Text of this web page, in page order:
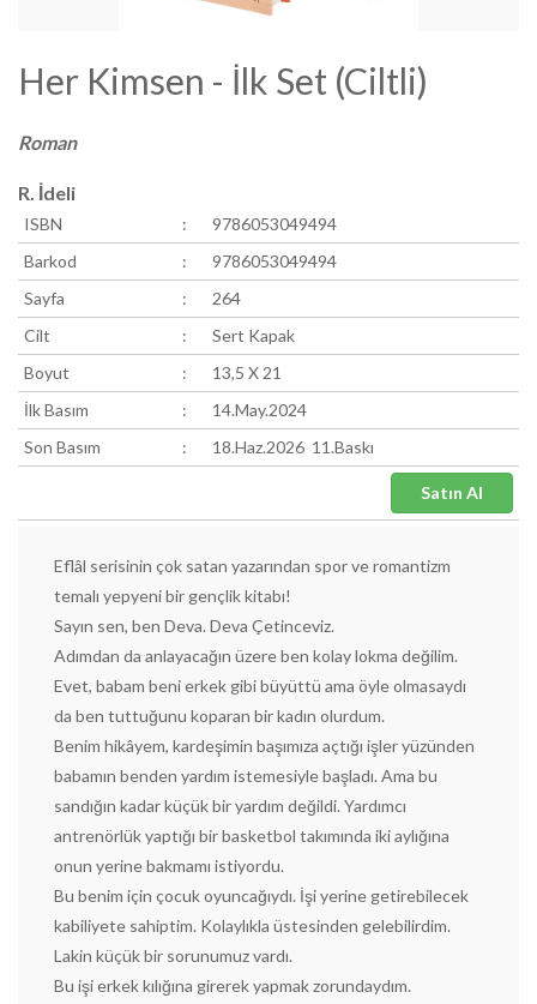
Her Kimsen - İlk Set (Ciltli)
Roman
R. İdeli
ISBN :
9786053049494
Barkod
:
9786053049494
Sayfa
:
264
Cilt
:
Sert Kapak
Boyut
:
13,5 X 21
İlk Basım
:
14.May.2024
Son Basım
: 18.Haz.2026 11.Baskı
Eflâl serisinin çok satan yazarından spor ve romantizm
temalı yepyeni bir gençlik kitabı!
Sayın sen, ben Deva. Deva Çetinceviz.
Adımdan da anlayacağın üzere ben kolay lokma değilim.
Evet, babam beni erkek gibi büyüttü ama öyle olmasaydı
da ben tuttuğunu koparan bir kadın olurdum.
Benim hikâyem, kardeşimin başımıza açtığı işler yüzünden
babamın benden yardım istemesiyle başladı. Ama bu
sandığın kadar küçük bir yardım değildi. Yardımcı
antrenörlük yaptığı bir basketbol takımında iki aylığına
onun yerine bakmamı istiyordu.
Bu benim için çocuk oyuncağıydı. İşi yerine getirebilecek
kabiliyete sahiptim. Kolaylıkla üstesinden gelebilirdim.
Lakin küçük bir sorunumuz vardı.
Bu işi erkek kılığına girerek yapmak zorundaydım.